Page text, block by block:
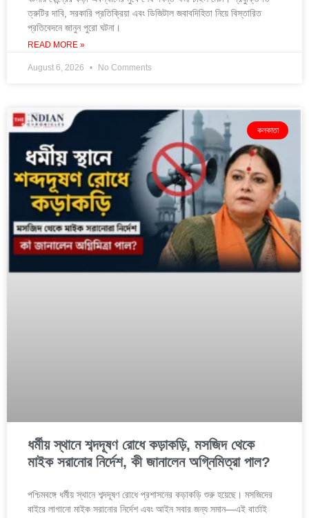
ত্রুটির দাবি, সরকারি প্রতিক্রিয়া এবং ডিজিটাল জবাবদিহিতা নিয়ে বিস্তারিত
প্রতিবেদনে জানুন পুরো ঘটনা।
READ MORE »
August 6, 2026 No Comments
কলকাতা
ধর্মীয় স্থানে শব্দদূষণ রোধে কড়াকড়ি, মসজিদ থেকে
মাইক সরানোর নির্দেশ, কী জানালেন অগ্নিমিত্রা পাল?
পশ্চিমবঙ্গে ধর্মীয় স্থানে শব্দদূষণ রোধে প্রশাসনের কড়াকড়ি শুরু হয়েছে। মসজিদের
বাইরে লাগানো মাইক সরানোর নির্দেশ এবং আইন সবার জন্য সমান—এই বার্তাই